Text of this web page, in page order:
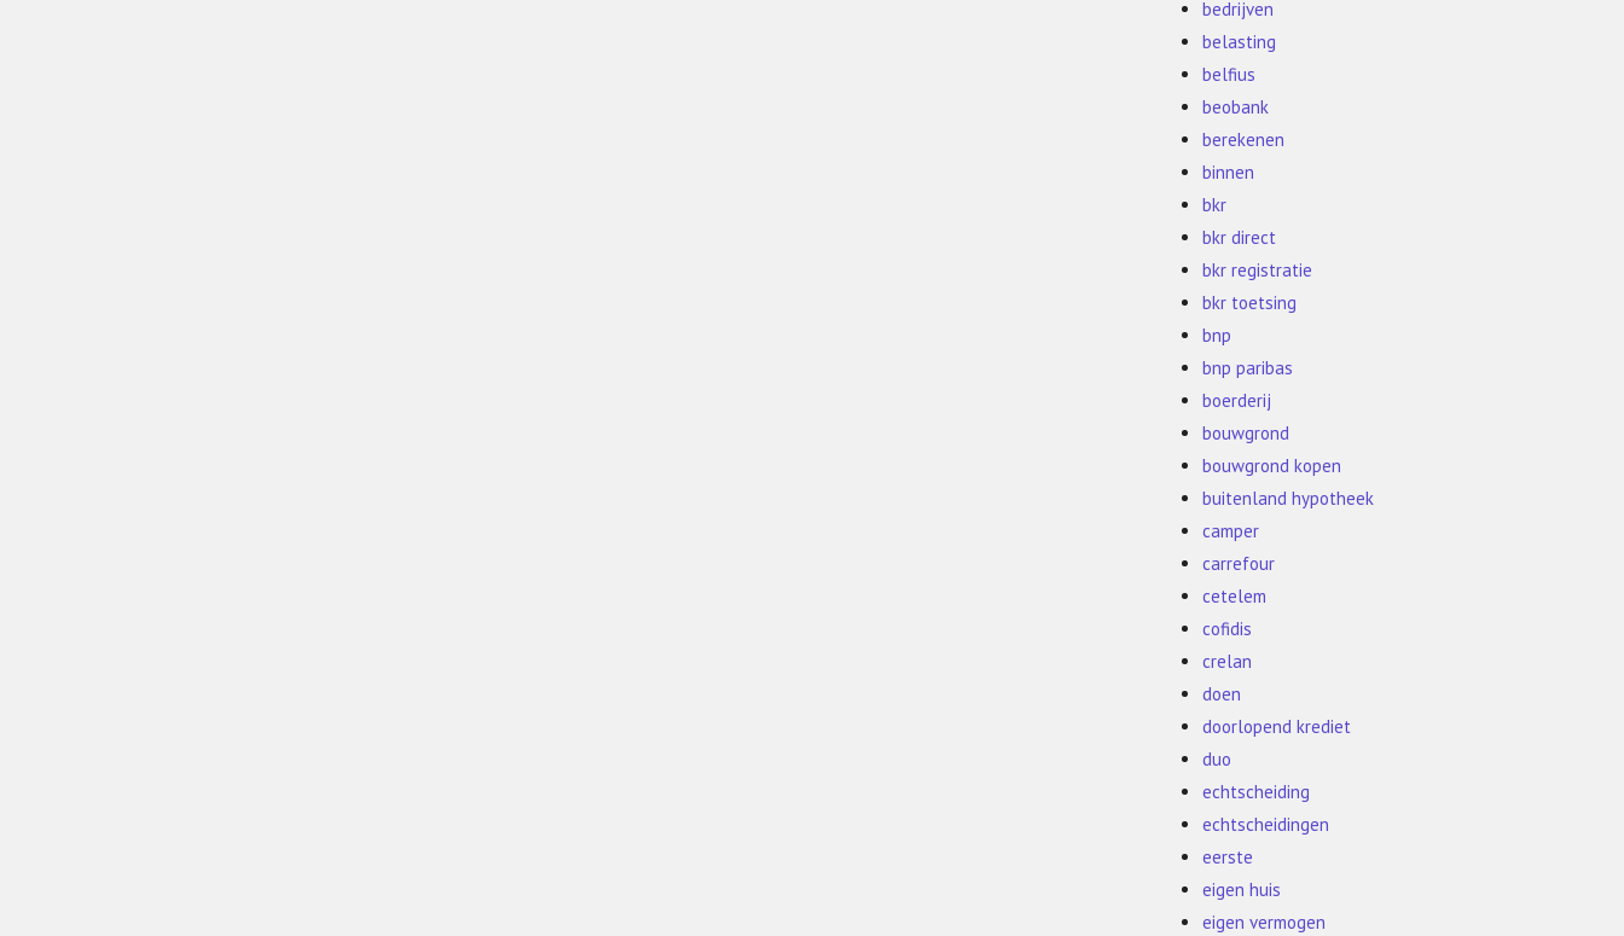
bedrijven
belasting
belfius
beobank
berekenen
binnen
bkr
bkr direct
bkr registratie
bkr toetsing
bnp
bnp paribas
boerderij
bouwgrond
bouwgrond kopen
buitenland hypotheek
camper
carrefour
cetelem
cofidis
crelan
doen
doorlopend krediet
duo
echtscheiding
echtscheidingen
eerste
eigen huis
eigen vermogen